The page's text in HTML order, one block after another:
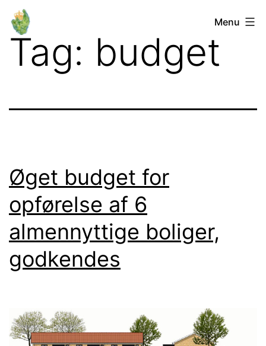
Fortsæt
indhold
Orø
Lokalforum
Menu
Tag: budget
Øget budget for
opførelse af 6
almennyttige boliger,
godkendes